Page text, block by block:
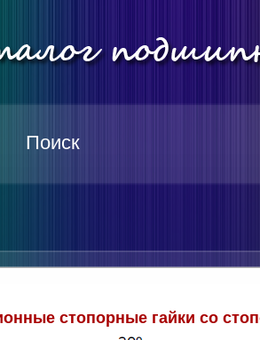
Поиск
стопорные гайки со